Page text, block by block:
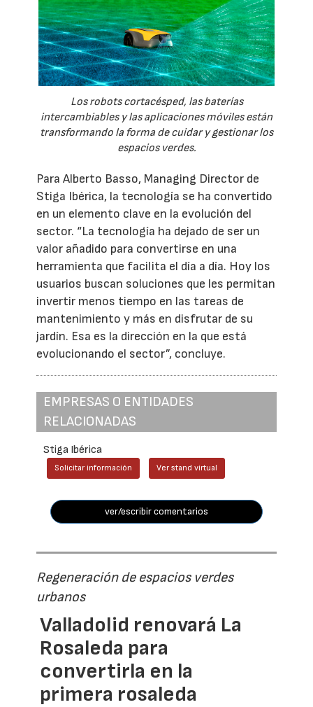
Los robots cortacésped, las baterías
intercambiables y las aplicaciones móviles están
transformando la forma de cuidar y gestionar los
espacios verdes.
Para Alberto Basso, Managing Director de
Stiga Ibérica, la tecnología se ha convertido
en un elemento clave en la evolución del
sector. “La tecnología ha dejado de ser un
valor añadido para convertirse en una
herramienta que facilita el día a día. Hoy los
usuarios buscan soluciones que les permitan
invertir menos tiempo en las tareas de
mantenimiento y más en disfrutar de su
jardín. Esa es la dirección en la que está
evolucionando el sector”, concluye.
EMPRESAS O ENTIDADES
RELACIONADAS
Stiga Ibérica
Solicitar información Ver stand virtual
ver/escribir comentarios
Regeneración de espacios verdes
urbanos
Valladolid renovará La
Rosaleda para
convertirla en la
primera rosaleda